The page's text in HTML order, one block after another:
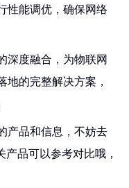
性能调优，确保网络
深度融合，为物联网
地的完整解决方案，
产品和信息，不妨去
品可以参考对比哦，